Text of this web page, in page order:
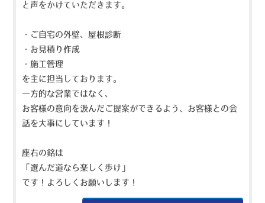
と声をかけていただきます。
・ご自宅の外壁、屋根診断
・お見積り作成
・施工管理
を主に担当しております。
一方的な営業ではなく、
お客様の意向を汲んだご提案ができるよう、お客様との会
話を大事にしています！
座右の銘は
「選んだ道なら楽しく歩け」
です！よろしくお願いします！